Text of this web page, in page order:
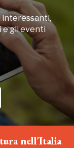
interessanti,
e gli eventi
nell'Italia